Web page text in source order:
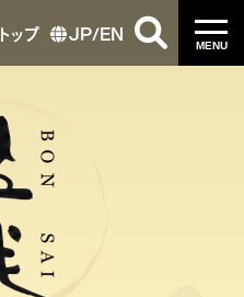
MENU
トップ JP/EN